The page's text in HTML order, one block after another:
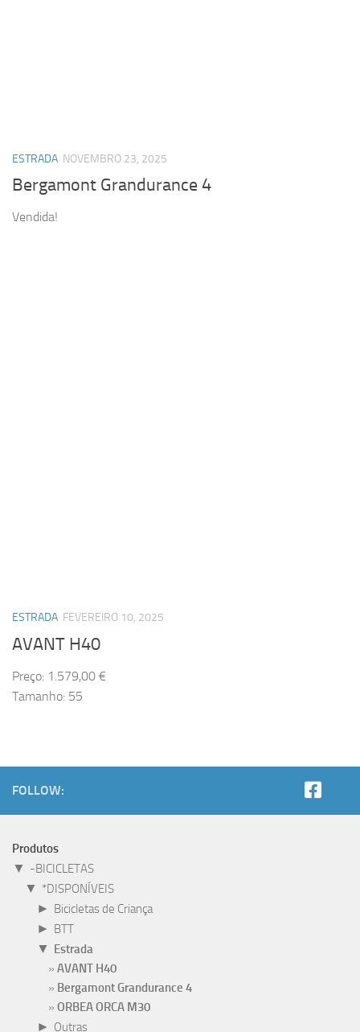
ESTRADA NOVEMBRO 23, 2025
Bergamont Grandurance 4
Vendida!
ESTRADA FEVEREIRO 10, 2025
AVANT H40
Preço: 1.579,00 €
Tamanho: 55
FOLLOW:
Produtos
▼ -BICICLETAS
▼ *DISPONÍVEIS
► Bicicletas de Criança
► BTT
▼ Estrada
AVANT H40
Bergamont Grandurance 4
ORBEA ORCA M30
► Outras